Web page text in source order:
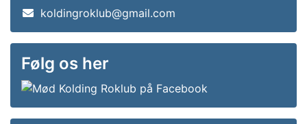
koldingroklub@gmail.com
Følg os her